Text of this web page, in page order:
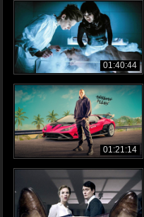
01:40:44
01:21:14